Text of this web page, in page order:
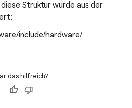
Struktur wurde aus der
include/hardware/
das hilfreich?